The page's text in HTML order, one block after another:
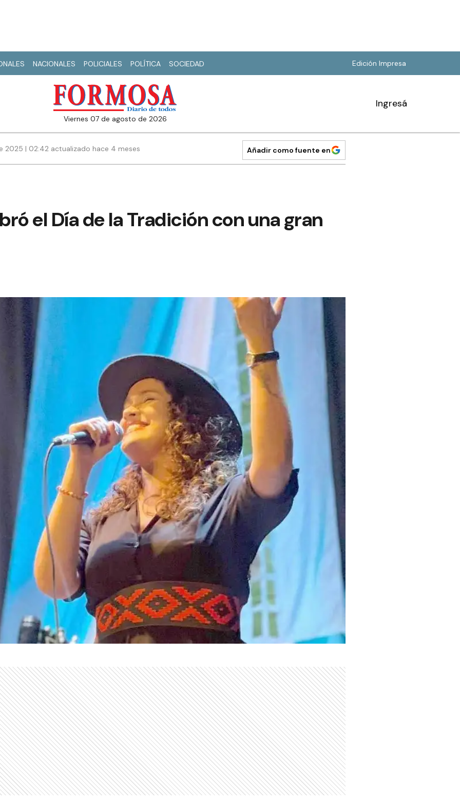
NACIONALES POLICIALES POLÍTICA SOCIEDAD Edición Impresa
viernes 07 de agosto de 2026
Ingresá
2025 | 02:42 actualizado hace 4 meses Añadir como fuente en
el Día de la Tradición con una gran